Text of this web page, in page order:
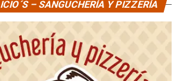
– SANGUCHERÍA Y PIZZERÍA